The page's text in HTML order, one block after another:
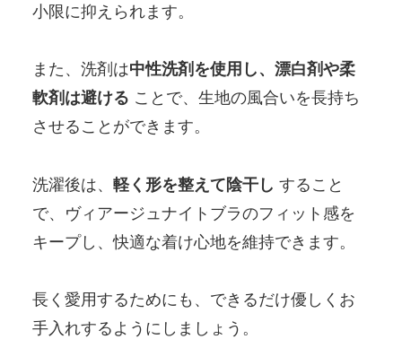
小限に抑えられます。
また、洗剤は中性洗剤を使用し、漂白剤や柔
軟剤は避ける ことで、生地の風合いを長持ち
させることができます。
洗濯後は、 軽く形を整えて陰干し すること
で、ヴィアージュナイトブラのフィット感を
キープし、快適な着け心地を維持できます。
長く愛用するためにも、できるだけ優しくお
手入れするようにしましょう。